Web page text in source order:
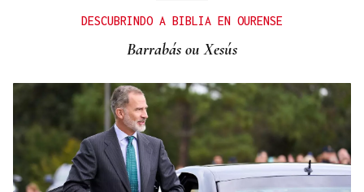
DESCUBRINDO A BIBLIA EN OURENSE
Barrabás ou Xesús